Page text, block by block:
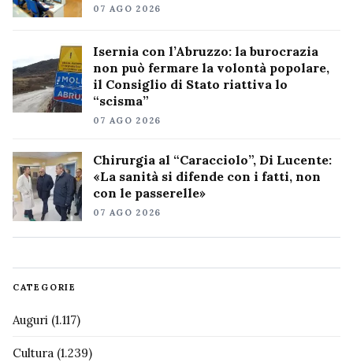
07 AGO 2026
Isernia con l’Abruzzo: la burocrazia
non può fermare la volontà popolare,
il Consiglio di Stato riattiva lo
“scisma”
07 AGO 2026
Chirurgia al “Caracciolo”, Di Lucente:
«La sanità si difende con i fatti, non
con le passerelle»
07 AGO 2026
CATEGORIE
Auguri (1.117)
Cultura (1.239)